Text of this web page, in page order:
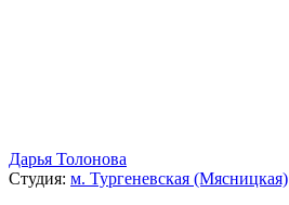
Дарья Толонова
Студия: м. Тургеневская (Мясницкая)